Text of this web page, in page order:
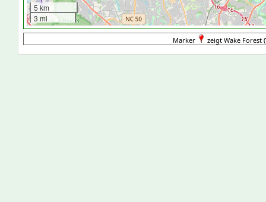
5 km
3 mi
Marker zeigt Wake Forest